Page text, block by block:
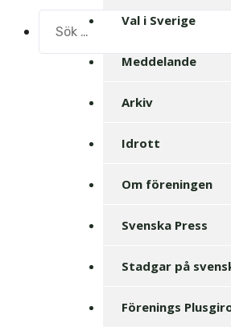
efter:
Val i Sverige
Meddelande
Arkiv
Idrott
Om föreningen
Svenska Press
Stadgar på
Förenings